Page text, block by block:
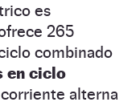
es
265
combinado
en ciclo
alterna